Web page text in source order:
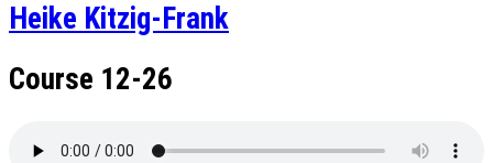
Heike Kitzig-Frank
Course 12-26